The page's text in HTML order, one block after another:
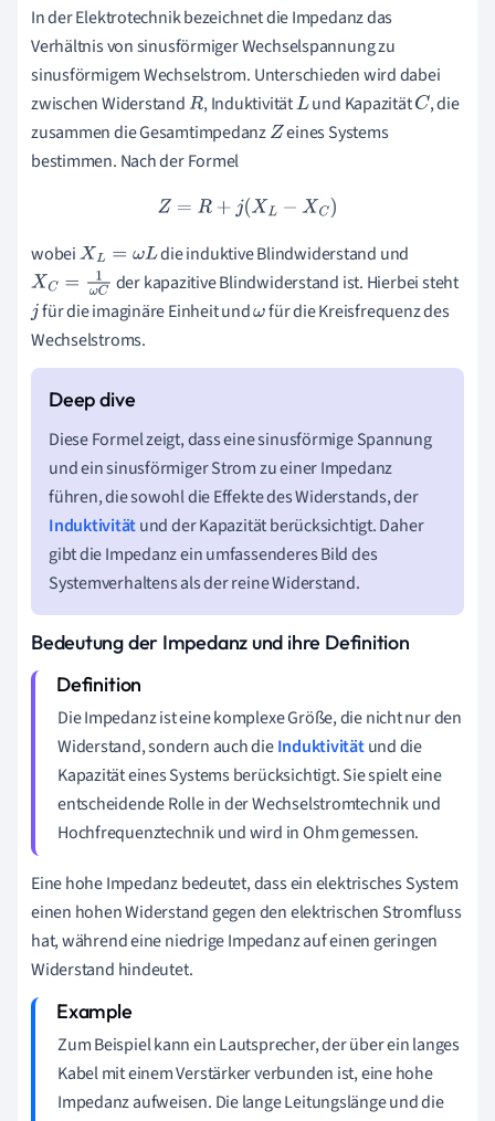
In der Elektrotechnik bezeichnet die Impedanz das
Verhältnis von sinusförmiger Wechselspannung zu
sinusförmigem Wechselstrom. Unterschieden wird dabei
zwischen WiderstandR , InduktivitätLund KapazitätC , die
zusammen die GesamtimpedanzZeines Systems
bestimmen. Nach der Formel
Z=R+j(XL−X C)
wobeiXL= ωL
die induktive Blindwiderstand und
XC=1ωC
der kapazitive Blindwiderstand ist. Hierbei steht
j für die imaginäre Einheit undωfür die Kreisfrequenz des
Wechselstroms.
Diese Formel zeigt, dass eine sinusförmige Spannung
und ein sinusförmiger Strom zu einer Impedanz
führen, die sowohl die Effekte des Widerstands, der
Induktivitätund der Kapazität berücksichtigt. Daher
gibt die Impedanz ein umfassenderes Bild des
Systemverhaltens als der reine Widerstand.
Bedeutung der Impedanz und ihre Definition
Die Impedanz ist eine komplexe Größe, die nicht nur den
Widerstand, sondern auch dieInduktivitätund die
Kapazität eines Systems berücksichtigt. Sie spielt eine
entscheidende Rolle in der Wechselstromtechnik und
Hochfrequenztechnik und wird in Ohm gemessen.
Eine hohe Impedanz bedeutet, dass ein elektrisches System
einen hohen Widerstand gegen den elektrischen Stromfluss
hat, während eine niedrige Impedanz auf einen geringen
Widerstand hindeutet.
Zum Beispiel kann ein Lautsprecher, der über ein langes
Kabel mit einem Verstärker verbunden ist, eine hohe
Impedanz aufweisen. Die lange Leitungslänge und die